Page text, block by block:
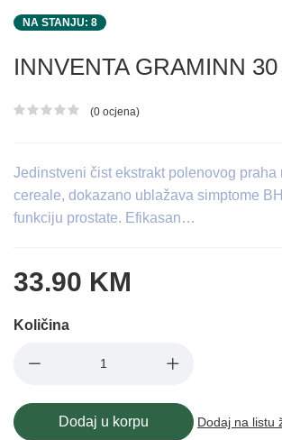
NA STANJU: 8
INNVENTA GRAMINN
Ocjena proizvoda
(0 ocjena)
Jedinstveni čist ekstrakt polenovog praha
cereale, dokazano ublažava simptome
funkciju prostate. Efikasan…
33.90 KM
Količina
Dodaj u korpu Dodaj na listu